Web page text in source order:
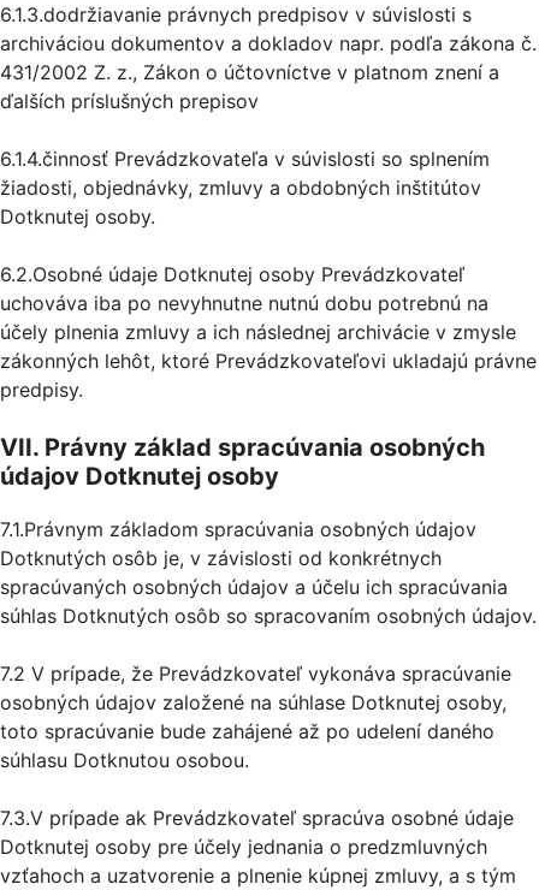
6.1.3.dodržiavanie právnych predpisov v súvislosti s
archiváciou dokumentov a dokladov napr. podľa zákona č.
431/2002 Z. z., Zákon o účtovníctve v platnom znení a
ďalších príslušných prepisov
6.1.4.činnosť Prevádzkovateľa v súvislosti so splnením
žiadosti, objednávky, zmluvy a obdobných inštitútov
Dotknutej osoby.
6.2.Osobné údaje Dotknutej osoby Prevádzkovateľ
uchováva iba po nevyhnutne nutnú dobu potrebnú na
účely plnenia zmluvy a ich následnej archivácie v zmysle
zákonných lehôt, ktoré Prevádzkovateľovi ukladajú právne
predpisy.
VII. Právny základ spracúvania osobných
údajov Dotknutej osoby
7.1.Právnym základom spracúvania osobných údajov
Dotknutých osôb je, v závislosti od konkrétnych
spracúvaných osobných údajov a účelu ich spracúvania
súhlas Dotknutých osôb so spracovaním osobných údajov.
7.2 V prípade, že Prevádzkovateľ vykonáva spracúvanie
osobných údajov založené na súhlase Dotknutej osoby,
toto spracúvanie bude zahájené až po udelení daného
súhlasu Dotknutou osobou.
7.3.V prípade ak Prevádzkovateľ spracúva osobné údaje
Dotknutej osoby pre účely jednania o predzmluvných
vzťahoch a uzatvorenie a plnenie kúpnej zmluvy, a s tým